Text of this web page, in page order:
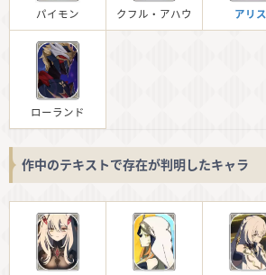
パイモン クフル・アハウ アリス
ローランド
作中のテキストで存在が判明したキャラ